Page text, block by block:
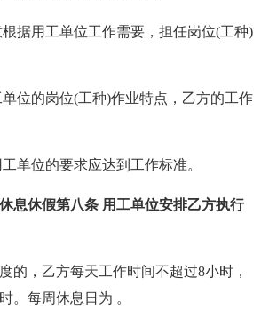
据用工单位工作需要，担任岗位(工种)
位的岗位(工种)作业特点，乙方的工作
单位的要求应达到工作标准。
息休假第八条 用工单位安排乙方执行
的，乙方每天工作时间不超过8小时，
。每周休息日为 。